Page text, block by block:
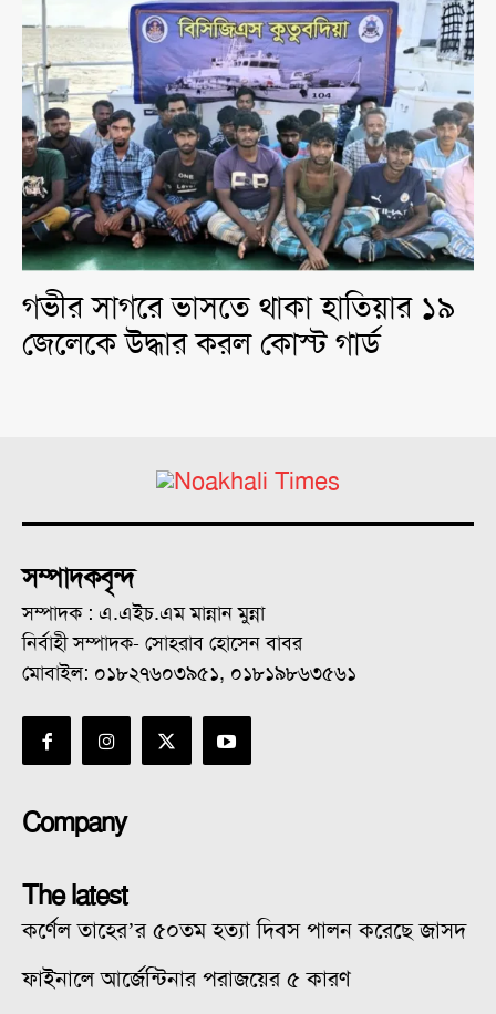
গভীর সাগরে ভাসতে থাকা হাতিয়ার ১৯
জেলেকে উদ্ধার করল কোস্ট গার্ড
সম্পাদকবৃন্দ
সম্পাদক : এ.এইচ.এম মান্নান মুন্না
নির্বাহী সম্পাদক- সোহরাব হোসেন বাবর
মোবাইল: ০১৮২৭৬০৩৯৫১, ০১৮১৯৮৬৩৫৬১
Company
The latest
কর্ণেল তাহের’র ৫০তম হত্যা দিবস পালন করেছে জাসদ
ফাইনালে আর্জেন্টিনার পরাজয়ের ৫ কারণ